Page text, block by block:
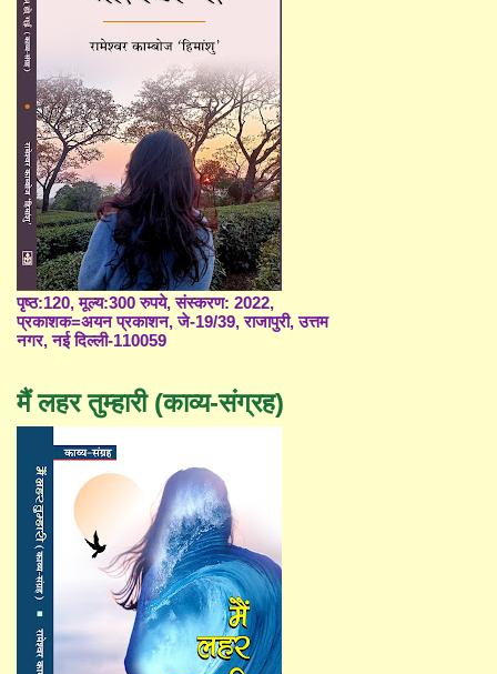
पृष्ठ:120, मूल्य:300 रुपये, संस्करण: 2022,
प्रकाशक=अयन प्रकाशन, जे-19/39, राजापुरी, उत्तम
नगर, नई दिल्ली-110059
मैं लहर तुम्हारी (काव्य-संग्रह)